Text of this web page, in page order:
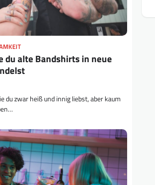
du alte Bandshirts in neue
du zwar heiß und innig liebst, aber kaum